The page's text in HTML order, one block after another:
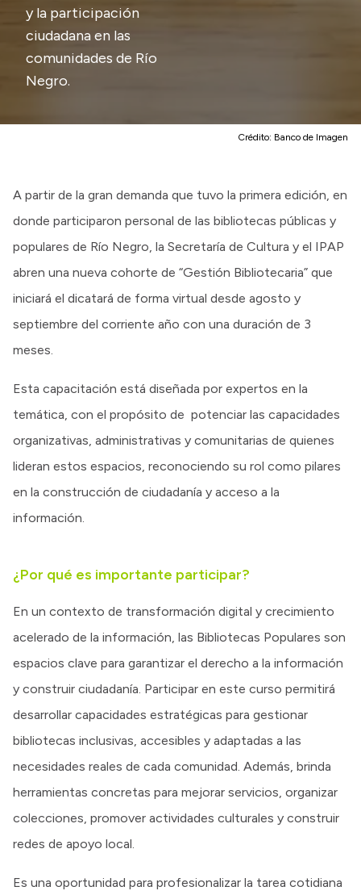
y la participación
ciudadana en las
comunidades de Río
Negro.
Crédito: Banco de Imagen
A partir de la gran demanda que tuvo la primera edición, en
donde participaron personal de las bibliotecas públicas y
populares de Río Negro, la Secretaría de Cultura y el IPAP
abren una nueva cohorte de “Gestión Bibliotecaria” que
iniciará el dicatará de forma virtual desde agosto y
septiembre del corriente año con una duración de 3
meses.
Esta capacitación está diseñada por expertos en la
temática, con el propósito de potenciar las capacidades
organizativas, administrativas y comunitarias de quienes
lideran estos espacios, reconociendo su rol como pilares
en la construcción de ciudadanía y acceso a la
información.
¿Por qué es importante participar?
En un contexto de transformación digital y crecimiento
acelerado de la información, las Bibliotecas Populares son
espacios clave para garantizar el derecho a la información
y construir ciudadanía. Participar en este curso permitirá
desarrollar capacidades estratégicas para gestionar
bibliotecas inclusivas, accesibles y adaptadas a las
necesidades reales de cada comunidad. Además, brinda
herramientas concretas para mejorar servicios, organizar
colecciones, promover actividades culturales y construir
redes de apoyo local.
Es una oportunidad para profesionalizar la tarea cotidiana